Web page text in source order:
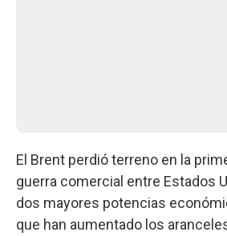
El Brent perdió terreno en la
guerra comercial entre Estados
dos mayores potencias
que han aumentado los